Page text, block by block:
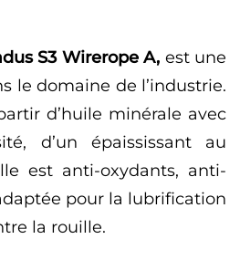
S3 Wirerope A, est une
le domaine de l’industrie.
d’huile minérale avec
d’un épaississant au
est anti-oxydants, anti-
pour la lubrification
la rouille.